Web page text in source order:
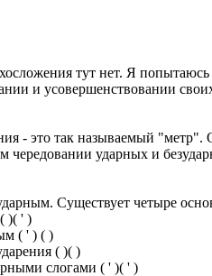
тут нет. Я
и усовершенствовании
- это так называемый "метр".
чередовании ударных и
Существует четыре
)( ' )
( ' ) ( )
( )( )
слогами ( ' )( ' )